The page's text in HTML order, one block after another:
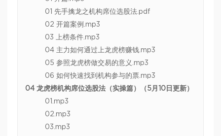
01 先手擒龙之机构席位选股法.pdf
02 开篇案例.mp3
03 上榜条件.mp3
04 主力如何通过上龙虎榜赚钱.mp3
05 参照龙虎榜做交易的意义.mp3
06 如何快速找到机构参与的票.mp3
04 龙虎榜机构席位选股法（实操篇）（5月10日更新）
01.mp3
02.mp3
03.mp3